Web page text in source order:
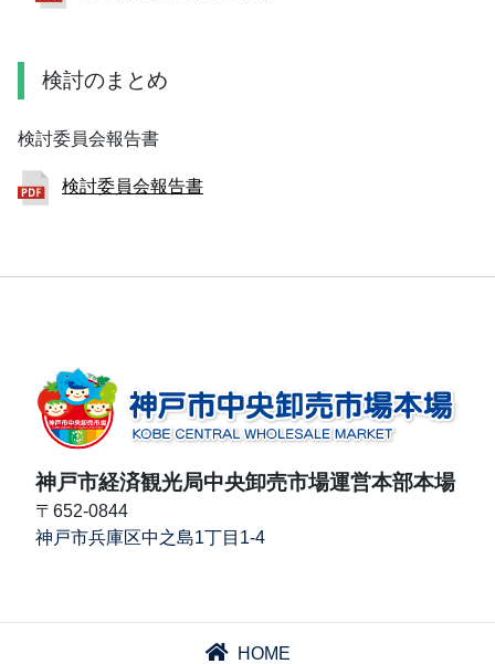
検討のまとめ
検討委員会報告書
検討委員会報告書
神戸市経済観光局中央卸売市場運営本部本場
〒652-0844
神戸市兵庫区中之島1丁目1-4
HOME